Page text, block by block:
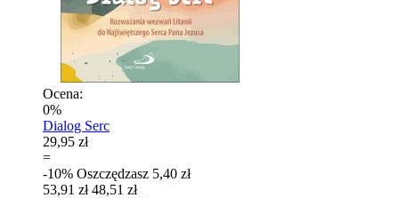
Ocena:
0%
Dialog Serc
29,95 zł
=
-10% Oszczędzasz 5,40 zł
53,91 zł 48,51 zł